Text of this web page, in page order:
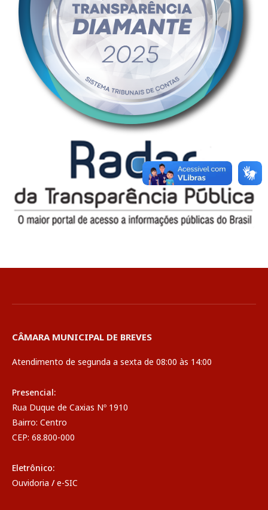
CÂMARA MUNICIPAL DE BREVES
Atendimento de segunda a sexta de 08:00 às 14:00
Presencial:
Rua Duque de Caxias Nº 1910
Bairro: Centro
CEP: 68.800-000
Eletrônico:
Ouvidoria / e-SIC